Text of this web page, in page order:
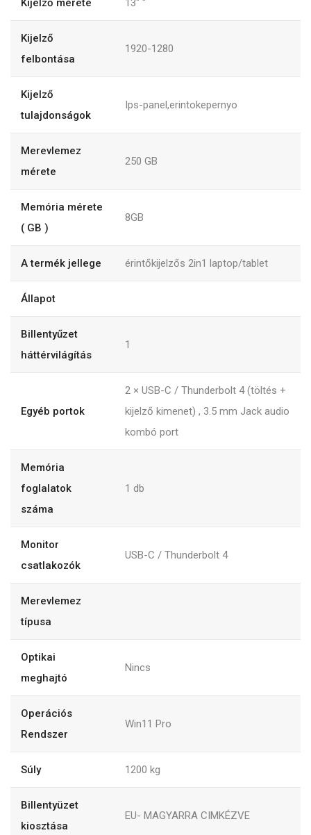
Kijelző mérete 13" "
Kijelző
felbontása
1920-1280
Kijelző
tulajdonságok
Ips-panel,erintokepernyo
Merevlemez
mérete
250 GB
Memória mérete
( GB )
8GB
A termék jellege érintőkijelzős 2in1 laptop/tablet
Állapot
Billentyűzet
háttérvilágítás
1
Egyéb portok
2 × USB-C / Thunderbolt 4 (töltés +
kijelző kimenet) , 3.5 mm Jack audio
kombó port
Memória
foglalatok
száma
1 db
Monitor
csatlakozók
USB-C / Thunderbolt 4
Merevlemez
típusa
Optikai
meghajtó
Nincs
Operációs
Rendszer
Win11 Pro
Súly 1200 kg
Billentyüzet
kiosztása
EU- MAGYARRA CIMKÉZVE